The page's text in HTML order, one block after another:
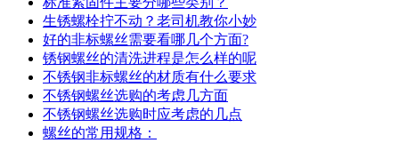
生锈螺栓拧不动？老司机教你小妙
好的非标螺丝需要看哪几个方面?
锈钢螺丝的清洗进程是怎么样的呢
不锈钢非标螺丝的材质有什么要求
不锈钢螺丝选购的考虑几方面
不锈钢螺丝选购时应考虑的几点
螺丝的常用规格：